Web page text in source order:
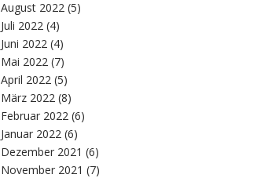
August 2022 (5)
Juli 2022 (4)
Juni 2022 (4)
Mai 2022 (7)
April 2022 (5)
März 2022 (8)
Februar 2022 (6)
Januar 2022 (6)
Dezember 2021 (6)
November 2021 (7)